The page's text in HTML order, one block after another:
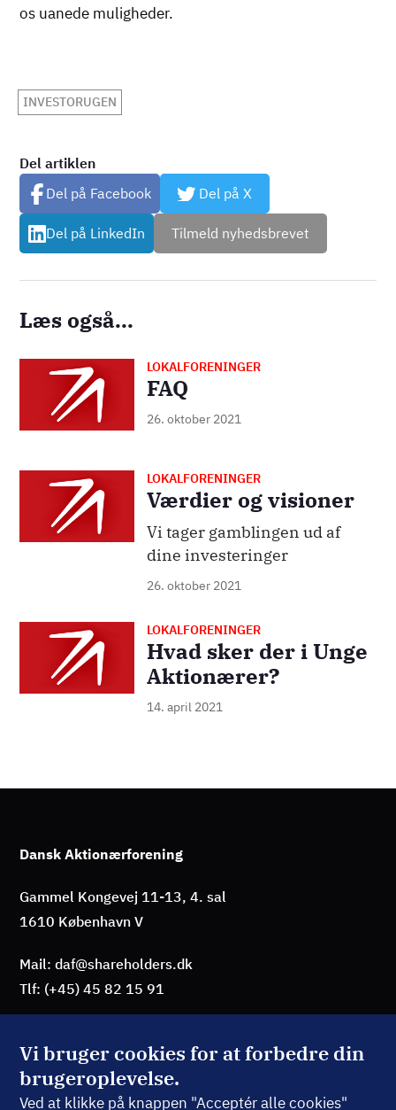
Vi bruger cookies for at forbedre din
brugeroplevelse.
Ved at klikke på knappen "Acceptér alle cookies"
os uanede muligheder.
INVESTORUGEN
Del artiklen
Del på Facebook
Del på X
Del på LinkedIn Tilmeld nyhedsbrevet
Læs også...
LOKALFORENINGER
FAQ
26. oktober 2021
LOKALFORENINGER
Værdier og visioner
Vi tager gamblingen ud af
dine investeringer
26. oktober 2021
LOKALFORENINGER
Hvad sker der i Unge
Aktionærer?
14. april 2021
Dansk Aktionærforening
Gammel Kongevej 11-13, 4. sal
1610 København V
Mail: daf@shareholders.dk
Tlf: (+45) 45 82 15 91
BLIV MEDLEM